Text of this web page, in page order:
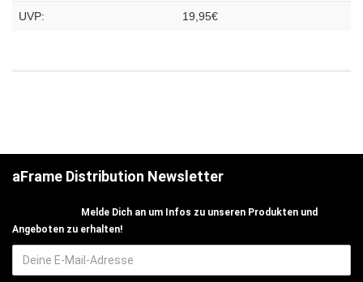
UVP: 19,95€
aFrame Distribution Newsletter
Melde Dich an um Infos zu unseren Produkten und
Angeboten zu erhalten!